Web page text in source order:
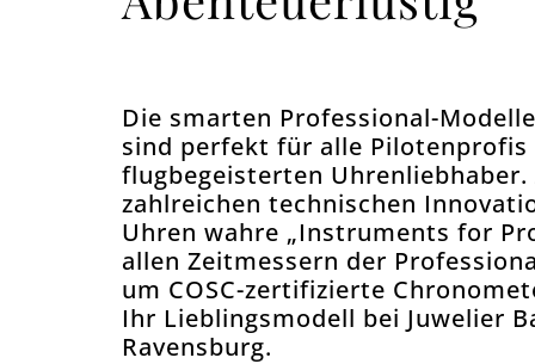
Die smarten Professional-
sind perfekt für alle Pilotenprofis
flugbegeisterten
zahlreichen technischen
Uhren wahre „Instruments for
allen Zeitmessern der
um COSC-zertifizierte
Ihr Lieblingsmodell bei Juwelier
Ravensburg.